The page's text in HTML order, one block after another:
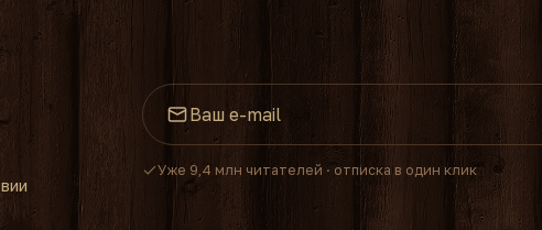
Уже 9,4 млн читателей · отписка в один клик